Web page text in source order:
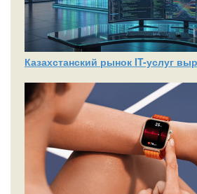
Казахстанский рынок IT-услуг